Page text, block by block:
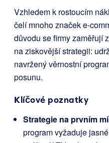
Vzhledem k rostoucím
čelí mnoho značek e-
důvodu se firmy zaměřují
na ziskovější strategii:
navržený věrnostní
posunu.
Klíčové poznatky
Strategie na prvním
program vyžaduje